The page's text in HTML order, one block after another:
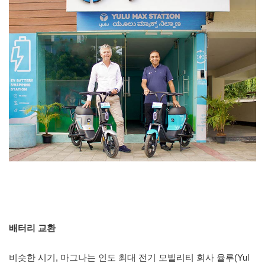
배터리 교환
비슷한 시기, 마그나는 인도 최대 전기 모빌리티 회사 율루(Yul